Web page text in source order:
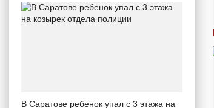
В Саратове ребенок упал с 3 этажа на